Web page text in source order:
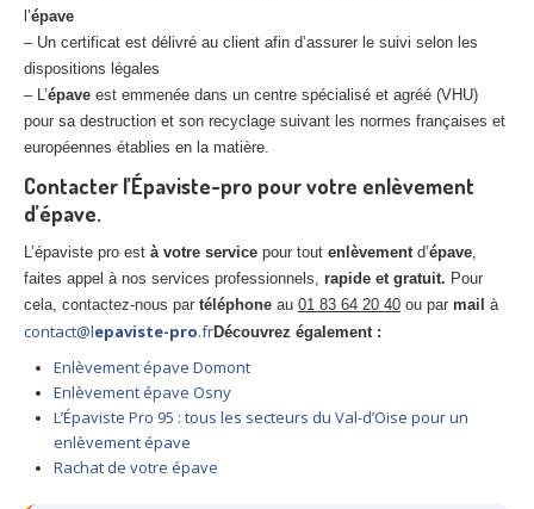
l’épave
– Un certificat est délivré au client afin d’assurer le suivi selon les
dispositions légales
– L’épave est emmenée dans un centre spécialisé et agréé (VHU)
pour sa destruction et son recyclage suivant les normes françaises et
européennes établies en la matière.
Contacter l’Épaviste-pro pour votre enlèvement
d’épave.
L’épaviste pro est à votre service pour tout enlèvement d’épave
faites appel à nos services professionnels, rapide et gratuit. Pour
cela, contactez-nous par téléphone au 01 83 64 20 40 ou par mail à
contact@lepaviste-pro.frDécouvrez également :
Enlèvement épave Domont
Enlèvement épave Osny
L’Épaviste Pro 95 : tous les secteurs du Val-d’Oise pour un
enlèvement épave
Rachat de votre épave